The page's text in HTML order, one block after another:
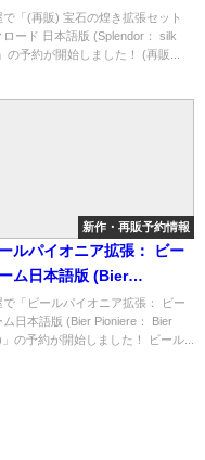
： silk road)」の概略
購入可能なショップ紹
で「(再販) 宝石の煌き拡張セット
ロード 日本語版 (Splendor： silk
の予約が開始しました！ (再販...
新作・再販予約情報
ールパイオニア拡張： ビー
ム日本語版 (Bier
： Bier Boom)」の概略
購入可能なショップ紹
で「ビールパイオニア拡張： ビー
ム日本語版 (Bier Pioniere： Bier
」の予約が開始しました！ ビール...